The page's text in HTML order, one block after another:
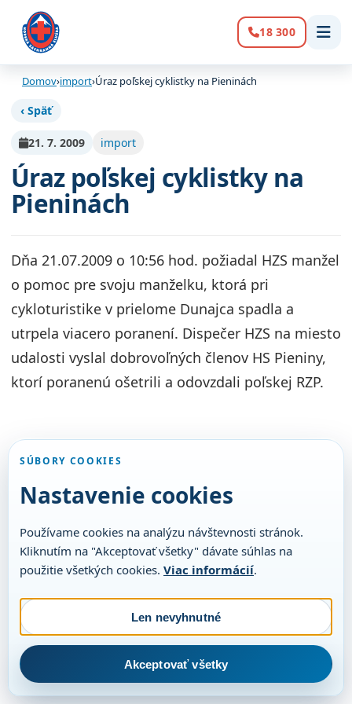
Volanie:
18 300
Domov›import›Úraz poľskej cyklistky na Pieninách
‹ Späť
21. 7. 2009 import
Úraz poľskej cyklistky na
Pieninách
Dňa 21.07.2009 o 10:56 hod. požiadal HZS manžel
o pomoc pre svoju manželku, ktorá pri
cykloturistike v prielome Dunajca spadla a
utrpela viacero poranení. Dispečer HZS na miesto
udalosti vyslal dobrovoľných členov HS Pieniny,
ktorí poranenú ošetrili a odovzdali poľskej RZP.
SÚBORY COOKIES
Nastavenie cookies
Používame cookies na analýzu návštevnosti stránok.
Kliknutím na "Akceptovať všetky" dávate súhlas na
použitie všetkých cookies. Viac informácií.
Len nevyhnutné
Akceptovať všetky